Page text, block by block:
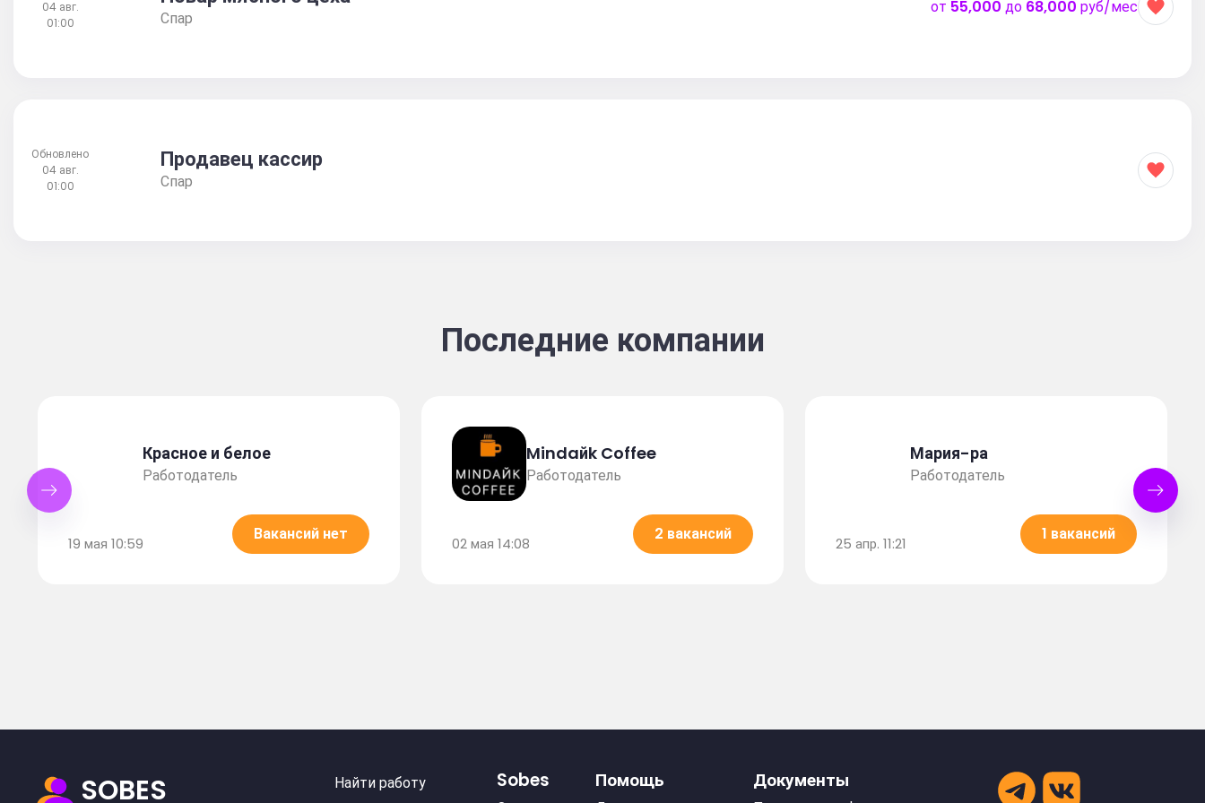
04 авг.
01:00
Спар
от 55,000 до 68,000 руб/мес
Обновлено
04 авг.
01:00
Продавец кассир
Спар
Последние компании
Красное и белое
Работодатель
19 мая 10:59 Вакансий нет
Mindaйk Coffee
Работодатель
02 мая 14:08 2 вакансий
Мария-ра
Работодатель
25 апр. 11:21 1 вакансий
SOBES Найти работу Sobes Помощь Документы